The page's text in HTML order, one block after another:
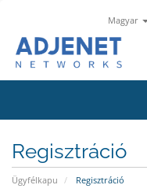
Magyar
Regisztráció
Ügyfélkapu Regisztráció